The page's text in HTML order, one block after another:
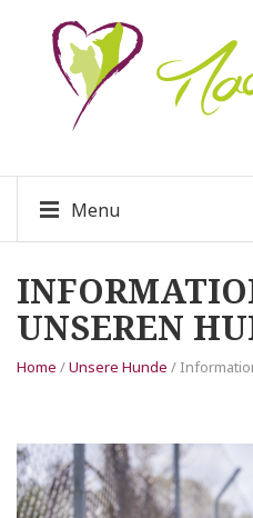
Menu
UNSEREN
Home /Unsere Hunde /